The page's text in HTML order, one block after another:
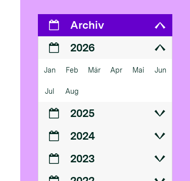
Archiv
2026
Jan Feb Mär Apr Mai Jun
Jul Aug
2025
2024
2023